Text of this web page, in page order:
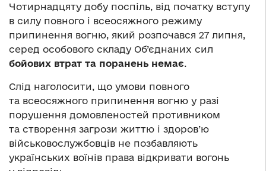
Чотирнадцяту добу поспіль, від початку вступу
в силу повного і всеосяжного режиму
припинення вогню, який розпочався 27 липня,
серед особового складу Об’єднаних сил
бойових втрат та поранень немає.
Слід наголосити, що умови повного
та всеосяжного припинення вогню у разі
порушення домовленостей противником
та створення загрози життю і здоров’ю
військовослужбовців не позбавляють
українських воїнів права відкривати вогонь